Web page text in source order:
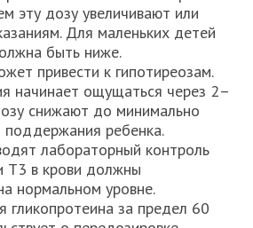
эту дозу увеличивают или
Для маленьких детей
быть ниже.
привести к гипотиреозам.
начинает ощущаться через 2–
снижают до минимально
ребенка.
лабораторный контроль
Т3 в крови должны
нормальном уровне.
гликопротеина за предел 60